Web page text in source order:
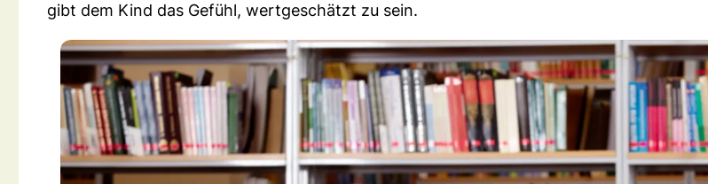
gibt dem Kind das Gefühl, wertgeschätzt zu sein.